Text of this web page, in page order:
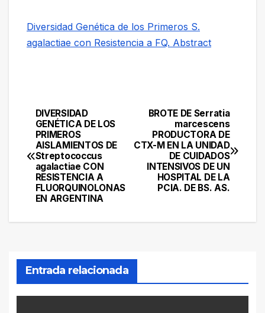
Diversidad Genética de los Primeros S.
agalactiae con Resistencia a FQ. Abstract
Navegación
de
entradas
BROTE DE Serratia
marcescens
PRODUCTORA DE
CTX-M EN LA UNIDAD
DE CUIDADOS
INTENSIVOS DE UN
HOSPITAL DE LA
PCIA. DE BS. AS.
DIVERSIDAD
GENÉTICA DE LOS
PRIMEROS
AISLAMIENTOS DE
Streptococcus
agalactiae CON
RESISTENCIA A
FLUORQUINOLONAS
EN ARGENTINA
Entrada relacionada